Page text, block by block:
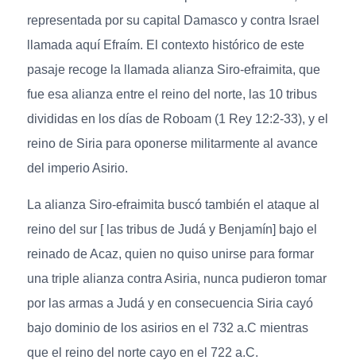
representada por su capital Damasco y contra Israel
llamada aquí Efraím. El contexto histórico de este
pasaje recoge la llamada alianza Siro-efraimita, que
fue esa alianza entre el reino del norte, las 10 tribus
divididas en los días de Roboam (1 Rey 12:2-33), y el
reino de Siria para oponerse militarmente al avance
del imperio Asirio.
La alianza Siro-efraimita buscó también el ataque al
reino del sur [ las tribus de Judá y Benjamín] bajo el
reinado de Acaz, quien no quiso unirse para formar
una triple alianza contra Asiria, nunca pudieron tomar
por las armas a Judá y en consecuencia Siria cayó
bajo dominio de los asirios en el 732 a.C mientras
que el reino del norte cayo en el 722 a.C.